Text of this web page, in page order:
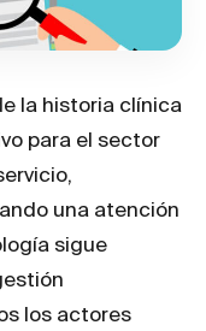
la historia clínica
para el sector
una atención
sigue
los actores